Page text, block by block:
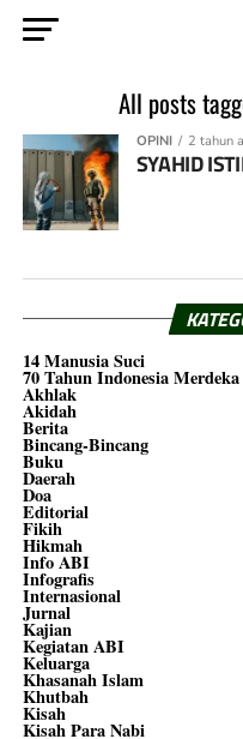
All posts
OPINI 2 tahun
SYAHID
14 Manusia Suci
70 Tahun Indonesia Merdeka
Akhlak
Akidah
Berita
Bincang-Bincang
Buku
Daerah
Doa
Editorial
Fikih
Hikmah
Info ABI
Infografis
Internasional
Jurnal
Kajian
Kegiatan ABI
Keluarga
Khasanah Islam
Khutbah
Kisah
Kisah Para Nabi